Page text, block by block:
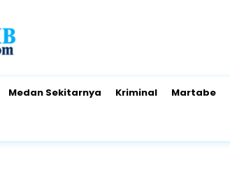
Medan Sekitarnya Kriminal Martabe